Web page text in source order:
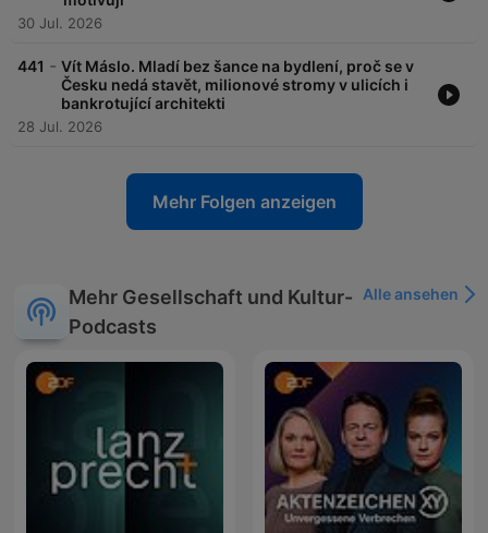
30 Jul. 2026
441 - Vít Máslo. Mladí bez šance na bydlení, proč se v
Česku nedá stavět, milionové stromy v ulicích i
bankrotující architekti
28 Jul. 2026
Mehr Folgen anzeigen
Mehr Gesellschaft und Kultur-
Podcasts
Alle ansehen